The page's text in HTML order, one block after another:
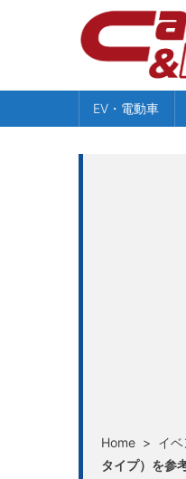
EV・電動車
Home > イベ
タイプ）を参